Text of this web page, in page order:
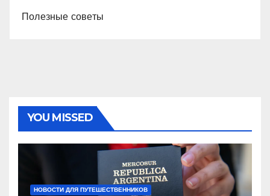
Полезные советы
YOU MISSED
НОВОСТИ ДЛЯ ПУТЕШЕСТВЕННИКОВ